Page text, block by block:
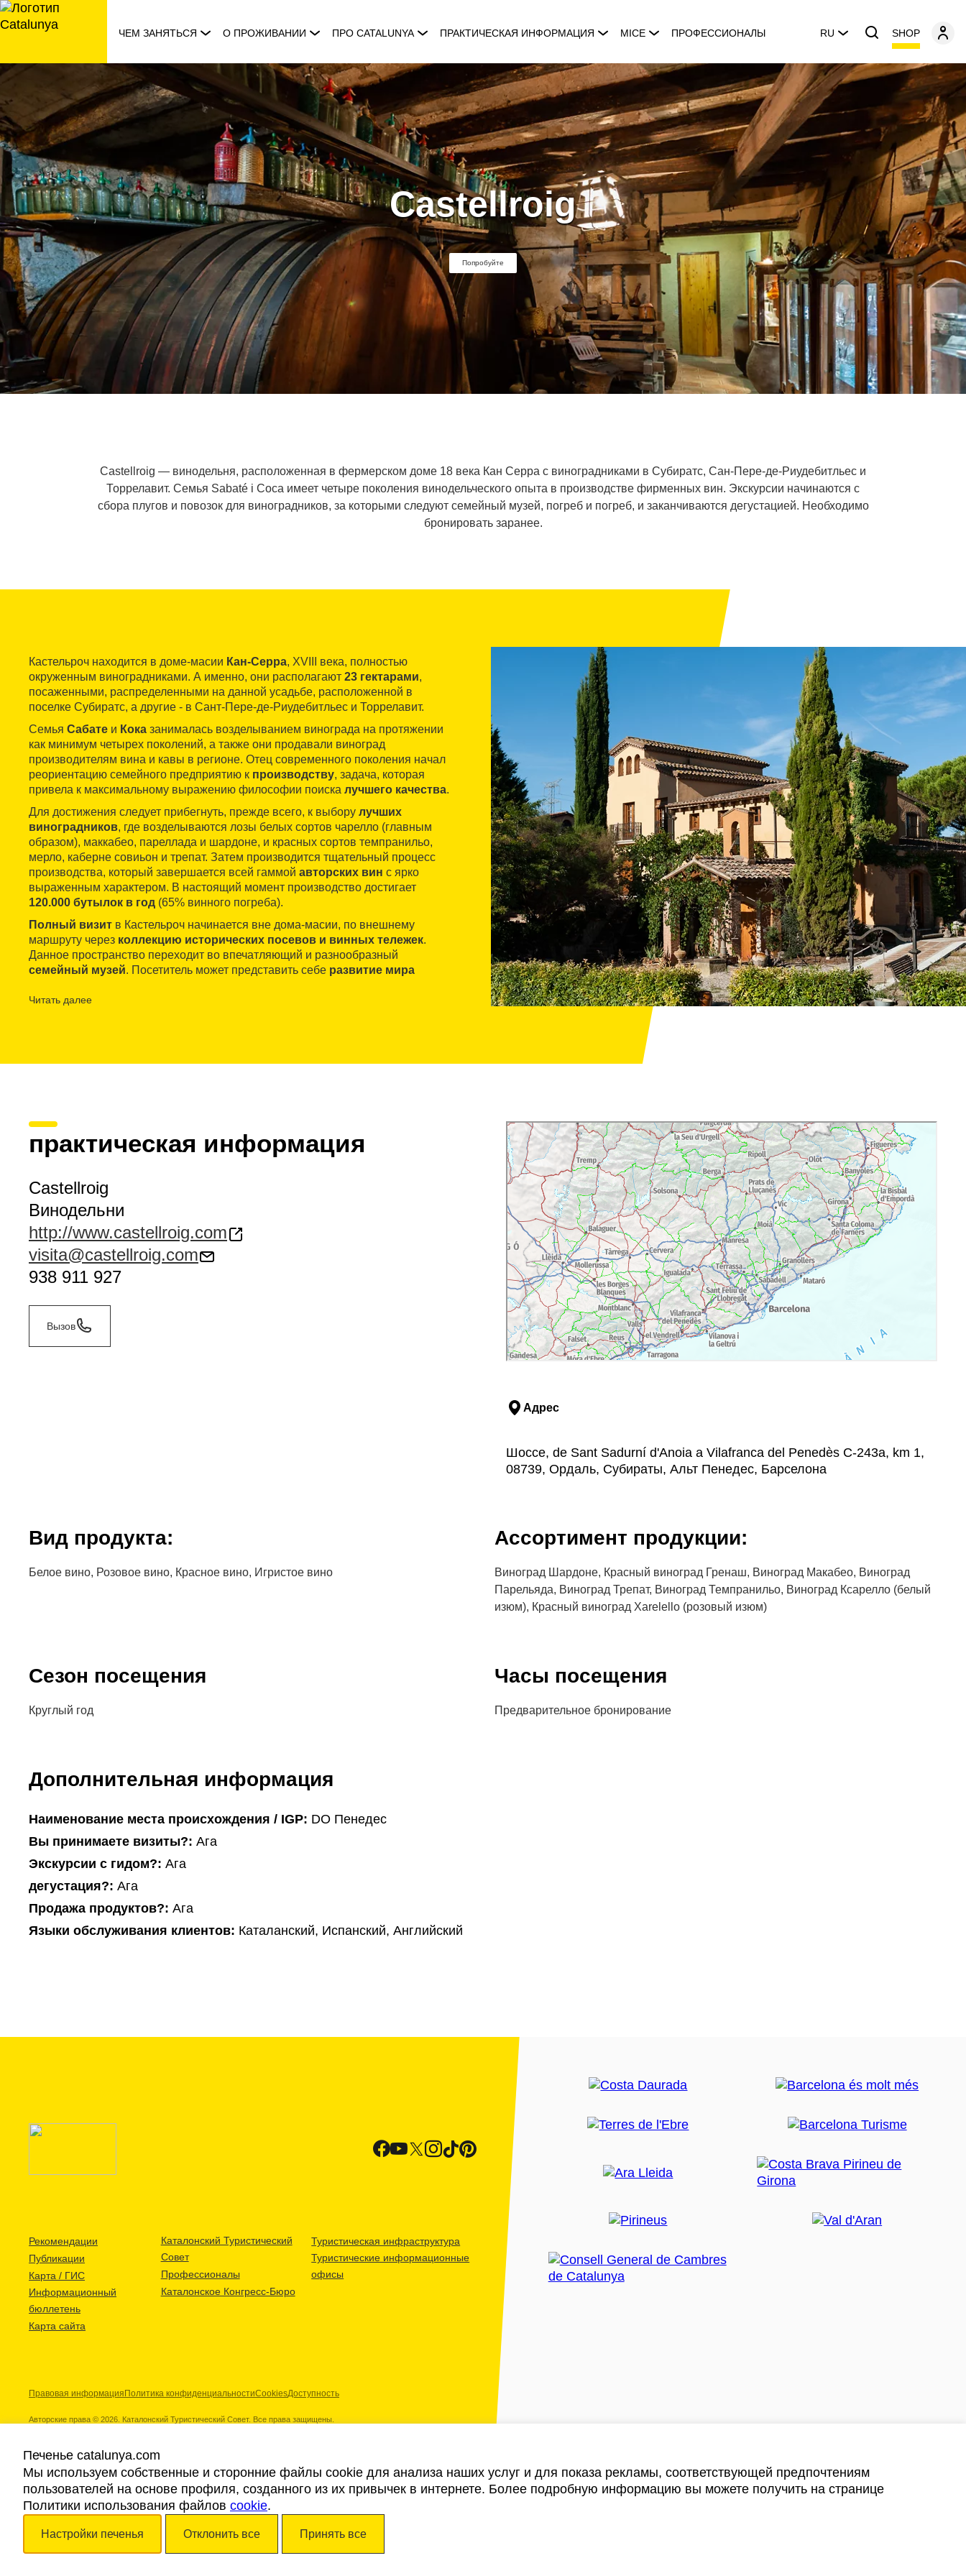
перейти
к
ЧЕМ ЗАНЯТЬСЯ О ПРОЖИВАНИИ ПРО CATALUNYA ПРАКТИЧЕСКАЯ ИНФОРМАЦИЯ MICE ПРОФЕССИОНАЛЫ RU SHOP
Castellroig
Попробуйте
Castellroig — винодельня, расположенная в фермерском доме 18 века Кан Серра с виноградниками в Субиратс, Сан-Пере-де-Риудебитльес и
Торрелавит. Семья Sabaté i Coca имеет четыре поколения винодельческого опыта в производстве фирменных вин. Экскурсии начинаются с
сбора плугов и повозок для виноградников, за которыми следуют семейный музей, погреб и погреб, и заканчиваются дегустацией. Необходимо
бронировать заранее.
Кастельроч находится в доме-масии Кан-Серра, XVIII века, полностью
окруженным виноградниками. А именно, они располагают 23 гектарами,
посаженными, распределенными на данной усадьбе, расположенной в
поселке Субиратс, а другие - в Сант-Пере-де-Риудебитльес и Торрелавит.
Семья Сабате и Кока занималась возделыванием винограда на протяжении
как минимум четырех поколений, а также они продавали виноград
производителям вина и кавы в регионе. Отец современного поколения начал
реориентацию семейного предприятию к производству, задача, которая
привела к максимальному выражению философии поиска лучшего качества.
Для достижения следует прибегнуть, прежде всего, к выбору лучших
виноградников, где возделываются лозы белых сортов чарелло (главным
образом), маккабео, пареллада и шардоне, и красных сортов темпранильо,
мерло, каберне совиьон и трепат. Затем производится тщательный процесс
производства, который завершается всей гаммой авторских вин с ярко
выраженным характером. В настоящий момент производство достигает
120.000 бутылок в год (65% винного погреба).
Полный визит в Кастельроч начинается вне дома-масии, по внешнему
маршруту через коллекцию исторических посевов и винных тележек.
Данное пространство переходит во впечатляющий и разнообразный
семейный музей. Посетитель может представить себе развитие мира
В заключение находится
Читать далее
практическая информация
Castellroig
Винодельни
http://www.castellroig.com
visita@castellroig.com
938 911 927
Вызов
Адрес
Шоссе, de Sant Sadurní d'Anoia a Vilafranca del Penedès C-243a, km 1,
08739, Ордаль, Субираты, Альт Пенедес, Барселона
Bид продукта:
Белое вино, Розовое вино, Красное вино, Игристое вино
Aссортимент продукции:
Виноград Шардоне, Красный виноград Гренаш, Виноград Макабео, Виноград
Парельяда, Виноград Трепат, Виноград Темпранильо, Виноград Ксарелло (белый
изюм), Красный виноград Xarelello (розовый изюм)
Сезон посещения
Круглый год
Часы посещения
Предварительное бронирование
Дополнительная информация
Наименование места происхождения / IGP: DO Пенедес
Вы принимаете визиты?: Ага
Экскурсии с гидом?: Ага
дегустация?: Ага
Продажа продуктов?: Ага
Языки обслуживания клиентов: Каталанский, Испанский, Английский
Рекомендации
Публикации
Карта / ГИС
Информационный
бюллетень
Карта сайта
Каталонский Туристический
Совет
Профессионалы
Каталонское Конгресс-Бюро
Туристическая инфраструктура
Туристические информационные
офисы
Правовая информация Политика конфиденциальностиCookiesДоступность
Авторские права © 2026. Каталонский Туристический Совет. Все права защищены.
Наши партнеры
Печенье catalunya.com
Мы используем собственные и сторонние файлы cookie для анализа наших услуг и для показа рекламы, соответствующей предпочтениям
пользователей на основе профиля, созданного из их привычек в интернете. Более подробную информацию вы можете получить на странице
Политики использования файлов cookie.
Настройки печенья Отклонить все Принять все